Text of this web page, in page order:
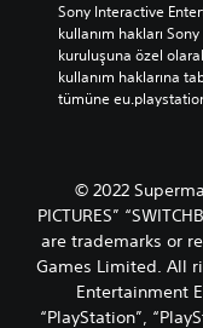
Sony Interactive
kullanım hakları
kuruluşuna özel
kullanım haklarına
tümüne
© 2022
PICTURES”
are trademarks or
Games Limited. All
Entertainment
“PlayStation”,